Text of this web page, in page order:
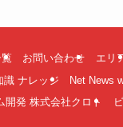
お問い合わせ エリ
識 ナレッジ
Net News
開発 株式会社クロト